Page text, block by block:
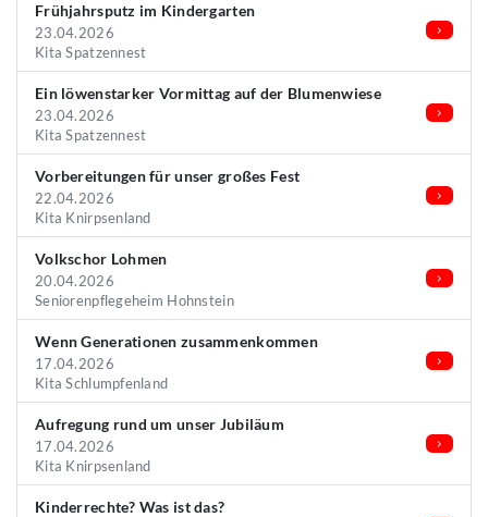
Frühjahrsputz im Kindergarten
23.04.2026
Kita Spatzennest
Ein löwenstarker Vormittag auf der Blumenwiese
23.04.2026
Kita Spatzennest
Vorbereitungen für unser großes Fest
22.04.2026
Kita Knirpsenland
Volkschor Lohmen
20.04.2026
Seniorenpflegeheim Hohnstein
Wenn Generationen zusammenkommen
17.04.2026
Kita Schlumpfenland
Aufregung rund um unser Jubiläum
17.04.2026
Kita Knirpsenland
Kinderrechte? Was ist das?